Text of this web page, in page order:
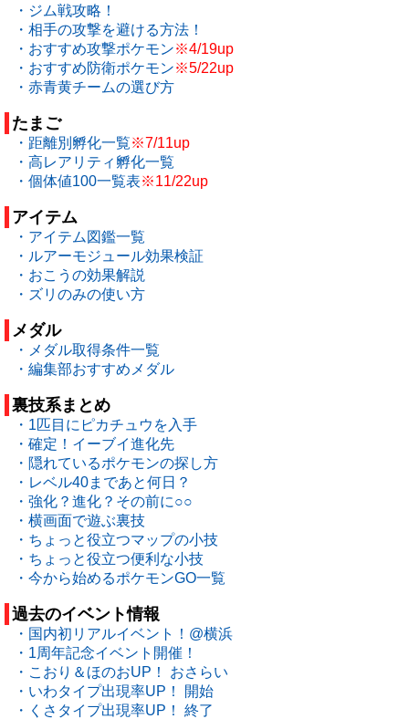
・ジム戦攻略！
・相手の攻撃を避ける方法！
・おすすめ攻撃ポケモン※4/19up
・おすすめ防衛ポケモン※5/22up
・赤青黄チームの選び方
たまご
・距離別孵化一覧※7/11up
・高レアリティ孵化一覧
・個体値100一覧表※11/22up
アイテム
・アイテム図鑑一覧
・ルアーモジュール効果検証
・おこうの効果解説
・ズリのみの使い方
メダル
・メダル取得条件一覧
・編集部おすすめメダル
裏技系まとめ
・1匹目にピカチュウを入手
・確定！イーブイ進化先
・隠れているポケモンの探し方
・レベル40まであと何日？
・強化？進化？その前に○○
・横画面で遊ぶ裏技
・ちょっと役立つマップの小技
・ちょっと役立つ便利な小技
・今から始めるポケモンGO一覧
過去のイベント情報
・国内初リアルイベント！@横浜
・1周年記念イベント開催！
・こおり＆ほのおUP！ おさらい
・いわタイプ出現率UP！ 開始
・くさタイプ出現率UP！ 終了